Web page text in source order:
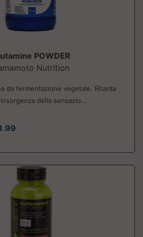
POWDER
Nutrition
da fermentazione vegetale. Ritarda
della sensazio...